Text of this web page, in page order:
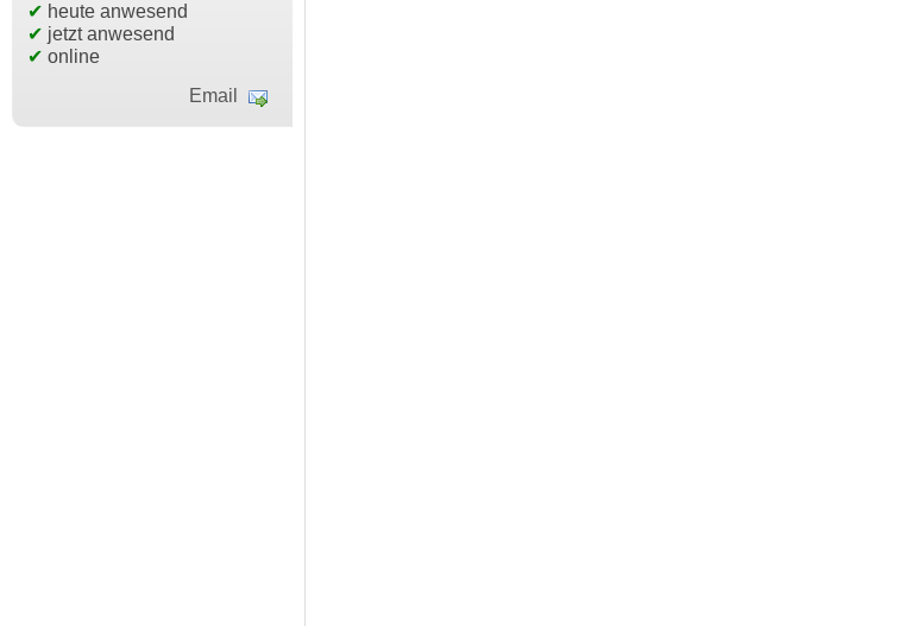
✔ heute anwesend
✔ jetzt anwesend
✔ online
Email